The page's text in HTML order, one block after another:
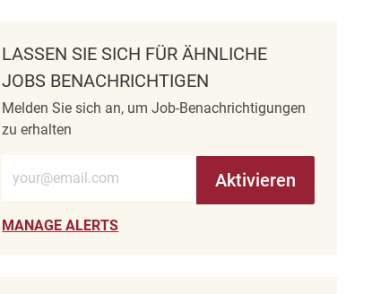
LASSEN SIE SICH FÜR ÄHNLICHE
JOBS BENACHRICHTIGEN
Melden Sie sich an, um Job-Benachrichtigungen
zu erhalten
E-Mail-Adresse eingeben (erforderlich)
Aktivieren
MANAGE ALERTS